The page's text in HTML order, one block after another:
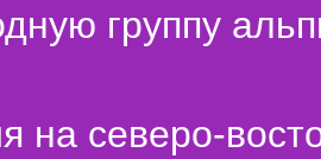
группу
на северо-